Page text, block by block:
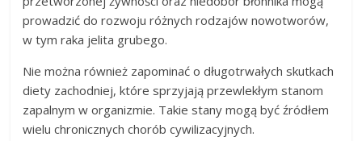
prowadzić do rozwoju różnych rodzajów nowotworów,
w tym raka jelita grubego.
Nie można również zapominać o długotrwałych skutkach
diety zachodniej, które sprzyjają przewlekłym stanom
zapalnym w organizmie. Takie stany mogą być źródłem
wielu chronicznych chorób cywilizacyjnych.